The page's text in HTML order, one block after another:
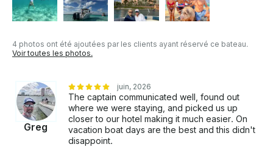
nager dans l'eau claire. Vous aurez l'occasion de
pêcher du poisson local !
4 photos ont été ajoutées par les clients ayant réservé ce bateau.
Voir toutes les photos.
Greg
juin, 2026
The captain communicated well, found out
where we were staying, and picked us up
closer to our hotel making it much easier. On
vacation boat days are the best and this didn't
disappoint.